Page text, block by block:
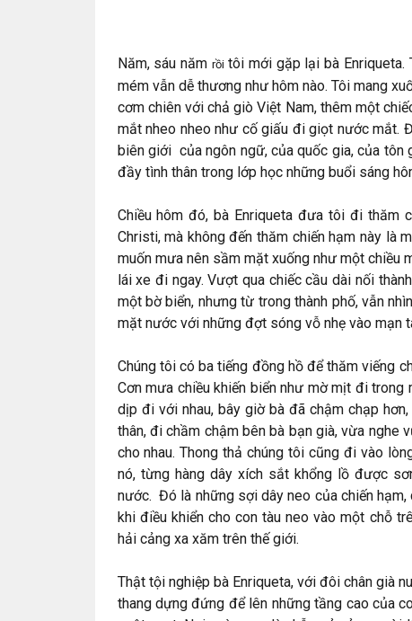
Năm, sáu năm rồitôi mới gặp lại bà Enriqueta.
mém vẫn dễ thương như hôm nào. Tôi mang
cơm chiên với chả giò Việt Nam, thêm một
mắt nheo nheo như cố giấu đi giọt nước mắt.
biên giới của ngôn ngữ, của quốc gia, của
đầy tình thân trong lớp học những buổi sáng
Chiều hôm đó, bà Enriqueta đưa tôi đi thăm
Christi, mà không đến thăm chiến hạm này là
muốn mưa nên sầm mặt xuống như một chiều
lái xe đi ngay. Vượt qua chiếc cầu dài nối
một bờ biển, nhưng từ trong thành phố, vẫn
mặt nước với những đợt sóng vỗ nhẹ vào mạn
Chúng tôi có ba tiếng đồng hồ để thăm viếng
Cơn mưa chiều khiến biển như mờ mịt đi
dịp đi với nhau, bây giờ bà đã chậm chạp
thân, đi chầm chậm bên bà bạn già, vừa nghe
cho nhau. Thong thả chúng tôi cũng đi vào
nó, từng hàng dây xích sắt khổng lồ được
nước. Đó là những sợi dây neo của chiến
khi điều khiển cho con tàu neo vào một chỗ
hải cảng xa xăm trên thế giới.
Thật tội nghiệp bà Enriqueta, với đôi chân già
thang dựng đứng để lên những tầng cao của